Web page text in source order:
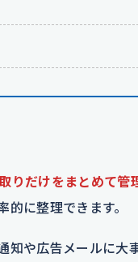
りだけをまとめて管
に整理できます。
知や広告メールに大